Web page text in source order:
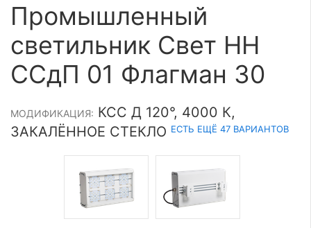
Промышленный
светильник Свет НН
ССдП 01 Флагман 30
МОДИФИКАЦИЯ: КСС Д 120°, 4000 К,
ЗАКАЛЁННОЕ СТЕКЛО ЕСТЬ ЕЩЁ 47 ВАРИАНТОВ